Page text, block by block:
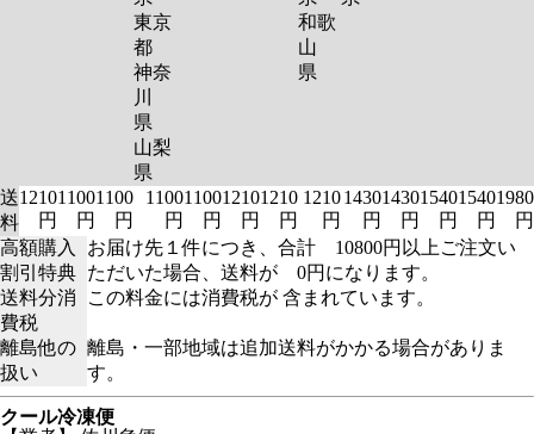
東京
都
神奈
川
県
山梨
県
和歌
山
県
送
料
1210
円
1100
円
1100
円
1100
円
1100
円
1210
円
1210
円
1210
円
1430
円
1430
円
1540
円
1540
円
1980
円
高額購入
割引特典
お届け先１件につき、合計 10800円以上ご注文い
ただいた場合、送料が 0円になります。
送料分消
費税
この料金には消費税が 含まれています。
離島他の
扱い
離島・一部地域は追加送料がかかる場合がありま
す。
クール冷凍便